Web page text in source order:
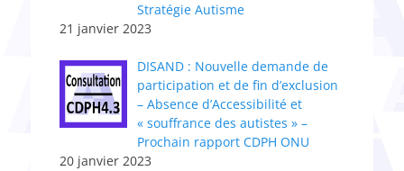
Stratégie Autisme
21 janvier 2023
DISAND : Nouvelle demande de
participation et de fin d’exclusion
– Absence d’Accessibilité et
« souffrance des autistes » –
Prochain rapport CDPH ONU
20 janvier 2023